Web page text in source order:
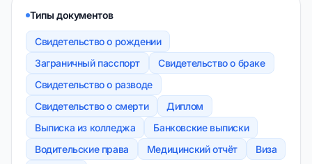
Типы документов
Свидетельство о рождении
Заграничный пасспорт
Свидетельство о браке
Свидетельство о разводе
Свидетельство о смерти
Диплом
Выписка из колледжа
Банковские выписки
Водительские права
Медицинский отчёт
Виза